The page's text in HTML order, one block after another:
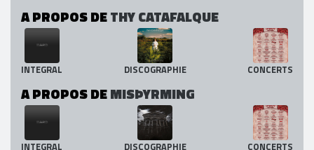
A PROPOS DETHY CATAFALQUE
INTEGRAL DISCOGRAPHIE CONCERTS
A PROPOS DEMISÞYRMING
INTEGRAL DISCOGRAPHIE CONCERTS